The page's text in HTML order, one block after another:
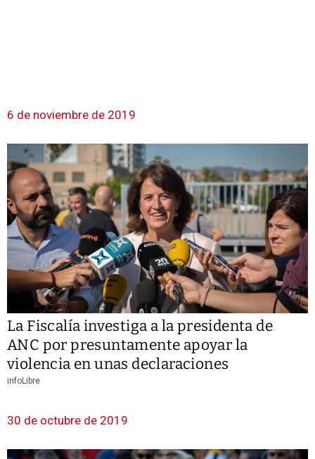
6 de noviembre de 2019
La Fiscalía investiga a la presidenta de
ANC por presuntamente apoyar la
violencia en unas declaraciones
infoLibre
30 de octubre de 2019